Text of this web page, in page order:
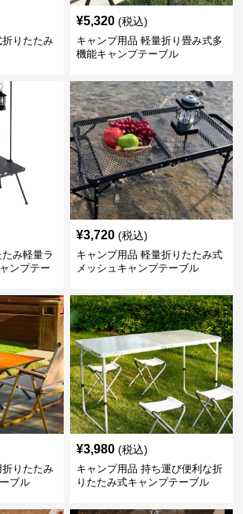
りたたみ
¥5,320 (税込)
キャンプ用品 軽量折り畳み式多
機能キャンプテーブル
み軽量ラ
ンプテー
¥3,720 (税込)
キャンプ用品 軽量折りたたみ式
メッシュキャンプテーブル
りたたみ
ブル
¥3,980 (税込)
キャンプ用品 持ち運び便利な折
りたたみ式キャンプテーブル